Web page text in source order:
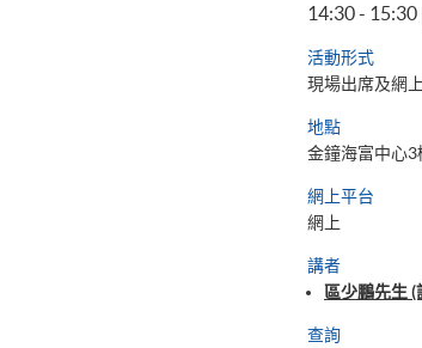
14:30 - 15:30
活動形式
現場出席及網
地點
金鐘海富中心3
網上平台
網上
講者
區少鵬先生 (
查詢